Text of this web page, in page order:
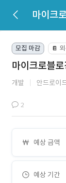
마이크
모집 마감 📔
마이크로블
개발 안드로이
2
예상 금액
예상 기간